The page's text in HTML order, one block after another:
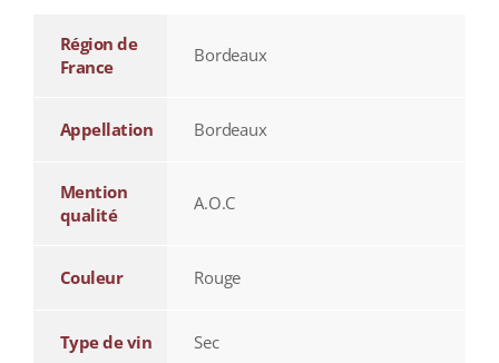
Région de
France
Bordeaux
Appellation Bordeaux
Mention
qualité
A.O.C
Couleur Rouge
Type de vin Sec